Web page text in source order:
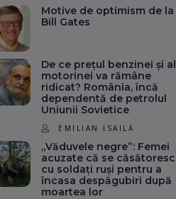
Motive de optimism de la
Bill Gates
De ce prețul benzinei și al
motorinei va rămâne
ridicat? România, încă
dependentă de petrolul
Uniunii Sovietice
EMILIAN ISAILĂ
„Văduvele negre”: Femei
acuzate că se căsătoresc
cu soldați ruși pentru a
încasa despăgubiri după
moartea lor